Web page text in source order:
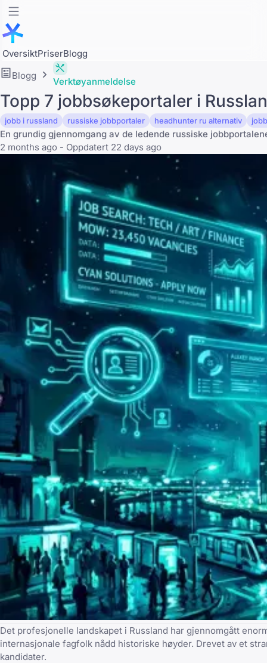
OversiktPriserBlogg
Blogg
Verktøyanmeldelse
Topp 7 jobbsøkeportaler i
jobb i russland russiske jobbportaler headhunter ru alternativ
En grundig gjennomgang av de ledende russiske
2 months ago - Oppdatert 22 days ago
Det profesjonelle landskapet i Russland har gjennomgått
internasjonale fagfolk nådd historiske høyder. Drevet av et
kandidater.